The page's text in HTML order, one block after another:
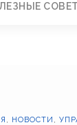
, НОВОСТИ ,